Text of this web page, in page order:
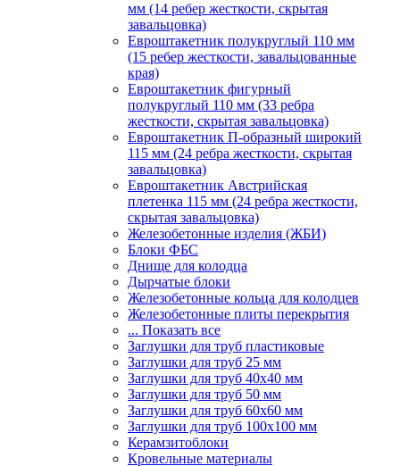
мм (14 ребер жесткости, скрытая
завальцовка)
Евроштакетник полукруглый 110 мм
(15 ребер жесткости, завальцованные
края)
Евроштакетник фигурный
полукруглый 110 мм (33 ребра
жесткости, скрытая завальцовка)
Евроштакетник П-образный широкий
115 мм (24 ребра жесткости, скрытая
завальцовка)
Евроштакетник Австрийская
плетенка 115 мм (24 ребра жесткости,
скрытая завальцовка)
Железобетонные изделия (ЖБИ)
Блоки ФБС
Днище для колодца
Дырчатые блоки
Железобетонные кольца для колодцев
Железобетонные плиты перекрытия
... Показать все
Заглушки для труб пластиковые
Заглушки для труб 25 мм
Заглушки для труб 40х40 мм
Заглушки для труб 50 мм
Заглушки для труб 60х60 мм
Заглушки для труб 100х100 мм
Керамзитоблоки
Кровельные материалы